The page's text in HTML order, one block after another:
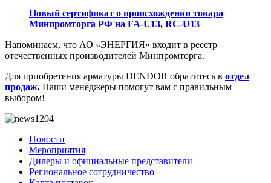
Новый сертификат о происхождении товара
Минпромторга РФ на FA-U13, RC-U13
Напоминаем, что АО «ЭНЕРГИЯ» входит в реестр
отечественных производителей Минпромторга.
Для приобретения арматуры DENDOR обратитесь в отдел
продаж. Наши менеджеры помогут вам с правильным
выбором!
Новости
Мероприятия
Дилеры и официальные представители
Региональное сотрудничество